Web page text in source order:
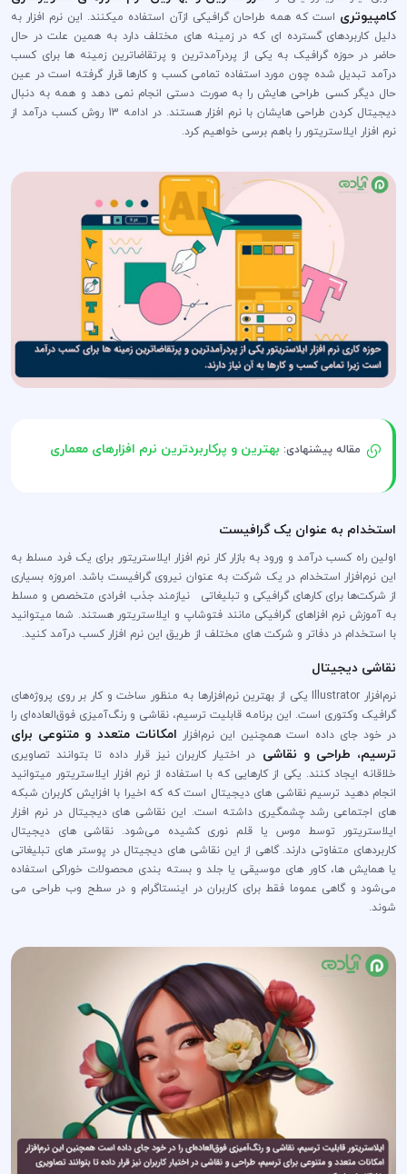
کامپیوتری است که همه طراحان گرافیکی ازآن استفاده میکنند. این نرم افزار به
دلیل کاربردهای گسترده ای که در زمینه های مختلف دارد به همین علت در حال
حاضر در حوزه گرافیک به یکی از پردرآمدترین و پرتقاضاترین زمینه ها برای کسب
درآمد تبدیل شده چون مورد استفاده تمامی کسب و کارها قرار گرفته است در عین
حال دیگر کسی طراحی هایش را به صورت دستی انجام نمی دهد و همه به دنبال
دیجیتال کردن طراحی هایشان با نرم افزار هستند. در ادامه 13 روش کسب درآمد از
نرم افزار ایلاستریتور را باهم برسی خواهیم کرد.
مقاله پیشنهادی: بهترین و پرکاربردترین نرم‌ افزارهای معماری
استخدام به عنوان یک گرافیست
اولین راه کسب درآمد و ورود به بازار کار نرم افزار ایلاستریتور برای یک فرد مسلط به
این نرم‌افزار استخدام در یک شرکت به عنوان نیروی گرافیست باشد. امروزه بسیاری
از شرکت‌ها برای کارهای گرافیکی و تبلیغاتی نیازمند جذب افرادی متخصص و مسلط
به آموزش نرم افزاهای گرافیکی مانند فتوشاپ و ایلاستریتور هستند. شما میتوانید
با استخدام در دفاتر و شرکت های مختلف از طریق این نرم افزار کسب درآمد کنید.
نقاشی دیجیتال
نرم‌افزار Illustrator یکی از بهترین نرم‌افزارها به منظور ساخت و کار بر روی پروژه‌های
گرافیک وکتوری است. این برنامه قابلیت ترسیم، نقاشی و رنگ‌آمیزی فوق‌العاده‌ای را
در خود جای داده است همچنین این نرم‌افزار امکانات متعدد و متنوعی برای
ترسیم، طراحی و نقاشی در اختیار کاربران نیز قرار داده تا بتوانند تصاویری
خلاقانه ایجاد کنند. یکی از کار‌هایی که با استفاده از نرم افزار ایلاستریتور میتوانید
انجام دهید ترسیم نقاشی های دیجیتال است که که اخیرا با افزایش کاربران شبکه
های اجتماعی رشد چشمگیری داشته است. این نقاشی های دیجیتال در نرم افزار
ایلاستریتور توسط موس یا قلم نوری کشیده می‌شود. نقاشی های دیجیتال
کاربرد‌های متفاوتی دارند. گاهی از این نقاشی های دیجیتال در پوستر های تبلیغاتی
یا همایش ها، کاور های موسیقی یا جلد و بسته بندی محصولات خوراکی استفاده
می‌شود و گاهی عموما فقط برای کاربران در اینستاگرام و در سطح وب طراحی می
شوند.